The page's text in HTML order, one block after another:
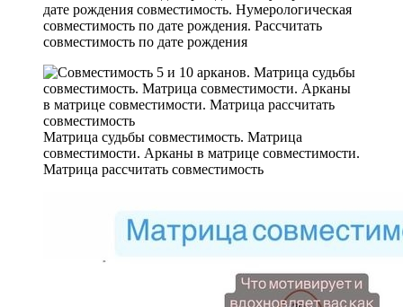
дате рождения совместимость. Нумерологическая
совместимость по дате рождения. Рассчитать
совместимость по дате рождения
Матрица судьбы совместимость. Матрица
совместимости. Арканы в матрице совместимости.
Матрица рассчитать совместимость